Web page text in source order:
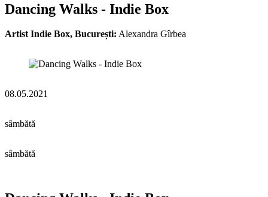
Dancing Walks - Indie Box
Artist Indie Box, București: Alexandra Gîrbea
08.05.2021
sâmbătă
sâmbătă